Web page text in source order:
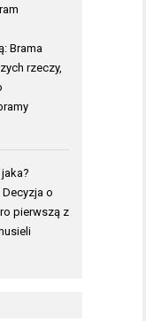
Brama
rzeczy,
o
pierwszą z